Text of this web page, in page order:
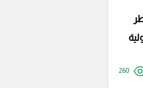
260